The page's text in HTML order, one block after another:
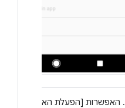
3.2. האפשרות [הפעלת האפליקציה